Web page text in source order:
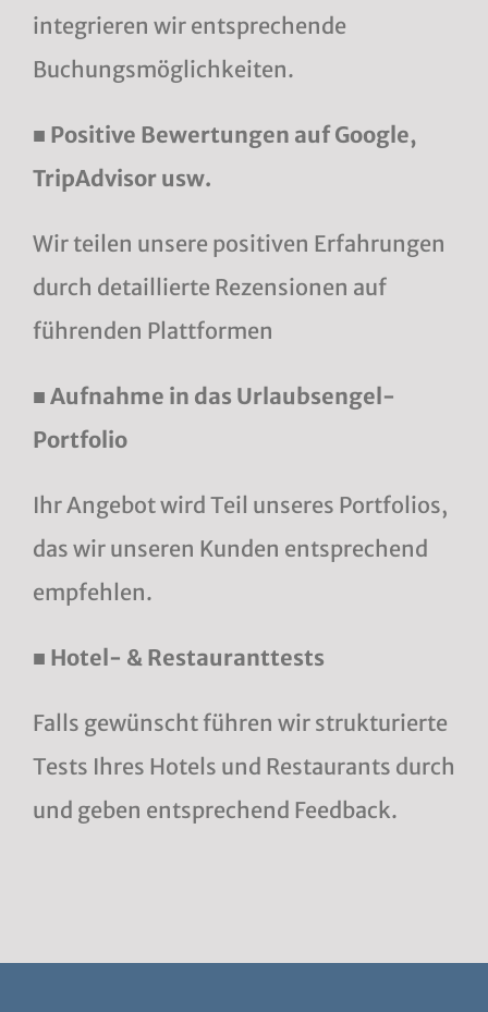
integrieren wir entsprechende
Buchungsmöglichkeiten.
■ Positive Bewertungen auf Google,
TripAdvisor usw.
Wir teilen unsere positiven Erfahrungen
durch detaillierte Rezensionen auf
führenden Plattformen
■ Aufnahme in das Urlaubsengel-
Portfolio
Ihr Angebot wird Teil unseres Portfolios,
das wir unseren Kunden entsprechend
empfehlen.
■ Hotel- & Restauranttests
Falls gewünscht führen wir strukturierte
Tests Ihres Hotels und Restaurants durch
und geben entsprechend Feedback.